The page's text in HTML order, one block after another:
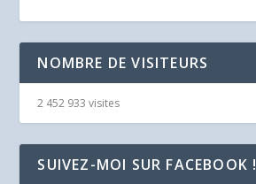
NOMBRE DE VISITEURS
2 452 933 visites
SUIVEZ-MOI SUR FACEBOOK !